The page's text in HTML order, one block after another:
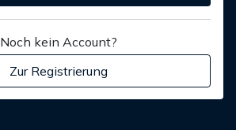
Noch kein Account?
Zur Registrierung